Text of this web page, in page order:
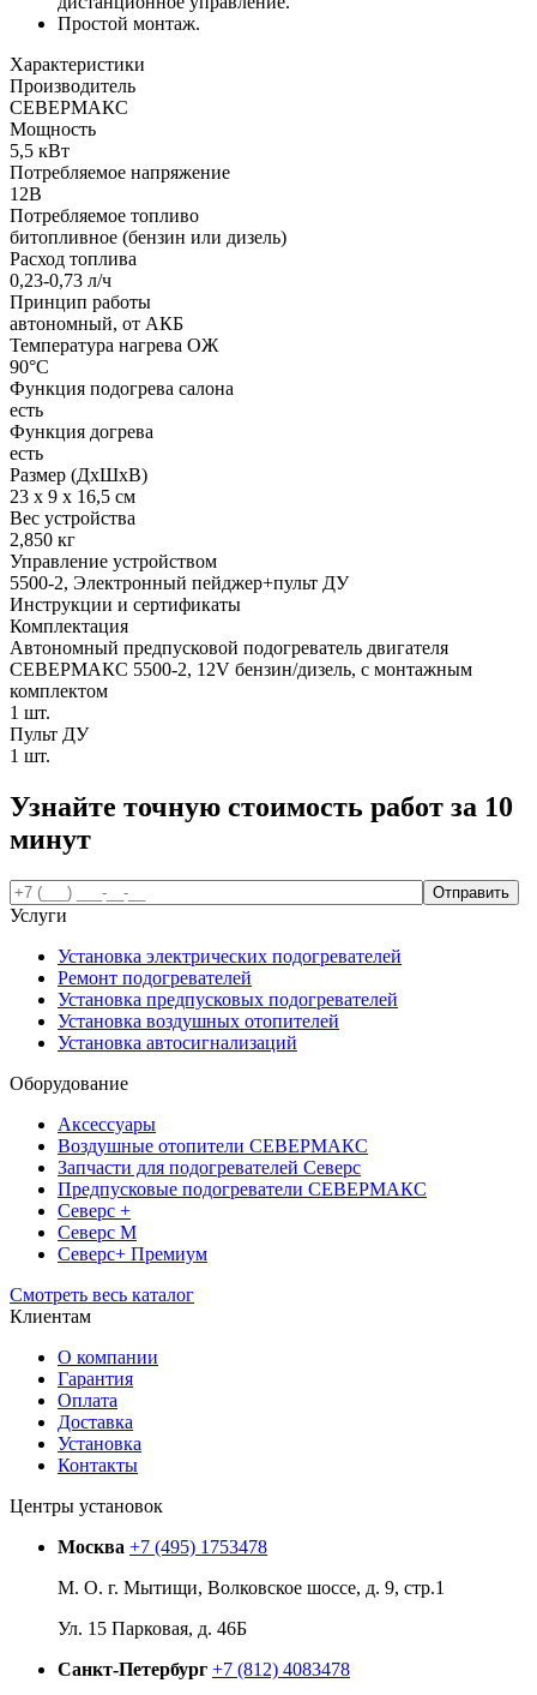
Простой монтаж.
Характеристики
Производитель
СЕВЕРМАКС
Мощность
5,5 кВт
Потребляемое напряжение
12В
Потребляемое топливо
битопливное (бензин или дизель)
Расход топлива
0,23-0,73 л/ч
Принцип работы
автономный, от АКБ
Температура нагрева ОЖ
90°C
Функция подогрева салона
есть
Функция догрева
есть
Размер (ДхШхВ)
23 х 9 х 16,5 см
Вес устройства
2,850 кг
Управление устройством
5500-2, Электронный пейджер+пульт ДУ
Инструкции и сертификаты
Комплектация
Автономный предпусковой подогреватель двигателя
СЕВЕРМАКС 5500-2, 12V бензин/дизель, с монтажным
комплектом
1 шт.
Пульт ДУ
1 шт.
Узнайте точную стоимость работ за 10
минут
Услуги
Установка электрических подогревателей
Ремонт подогревателей
Установка предпусковых подогревателей
Установка воздушных отопителей
Установка автосигнализаций
Оборудование
Аксессуары
Воздушные отопители СЕВЕРМАКС
Запчасти для подогревателей Северс
Предпусковые подогреватели СЕВЕРМАКС
Северс +
Северс М
Северс+ Премиум
Смотреть весь каталог
Клиентам
О компании
Гарантия
Оплата
Доставка
Установка
Контакты
Центры установок
Москва +7 (495) 1753478
М. О. г. Мытищи, Волковское шоссе, д. 9, стр.1
Ул. 15 Парковая, д. 46Б
Санкт-Петербург +7 (812) 4083478